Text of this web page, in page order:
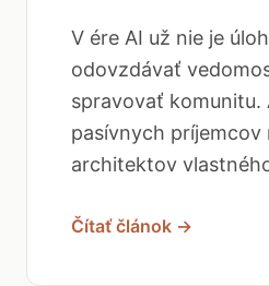
V ére AI už nie je
odovzdávať
spravovať komunitu.
pasívnych príjemcov
architektov
Čítať článok →